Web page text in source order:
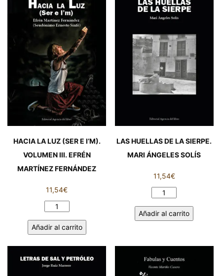
PEDRO
LENCINA
LUCAS
cantidad
HACIA LA LUZ (SER E I’M).
VOLUMEN III. EFRÉN
MARTÍNEZ FERNÁNDEZ
11,54€
HACIA
LUZ
I’M).
Añadir al carrito
LAS HUELLAS DE LA SIERPE.
MARI ÁNGELES SOLÍS
11,54€
LAS
DE
ÁNGELES
Añadir al carrito